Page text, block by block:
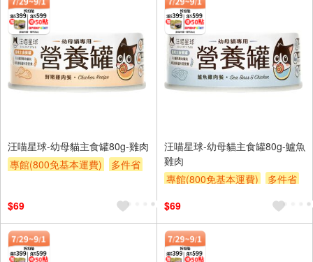
汪喵星球-幼母貓主食罐80g-雞肉
專館(800免基本運費)
多件省
$69
汪喵星球-幼母貓主食罐80g-鱸魚
雞肉
專館(800免基本運費)
多件省
$69